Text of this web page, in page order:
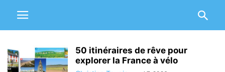
50 itinéraires de rêve pour
explorer la France à vélo